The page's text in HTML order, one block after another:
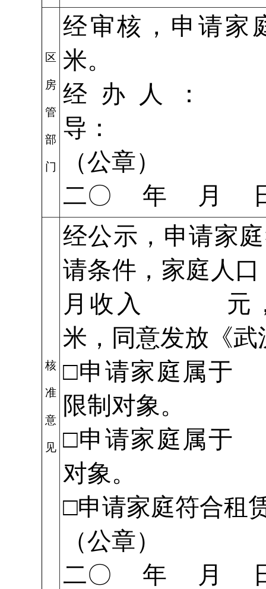
区
房
管
部
门
经审核，申
米。
经办人
导：
（公章）
二〇 年 月
核
准
意
见
经公示，申请家
请条件，家
月收入 元
米，同意发放《
□申请
限制对象。
□申请
对象。
□申请家庭符合租
（公章）
二〇 年 月